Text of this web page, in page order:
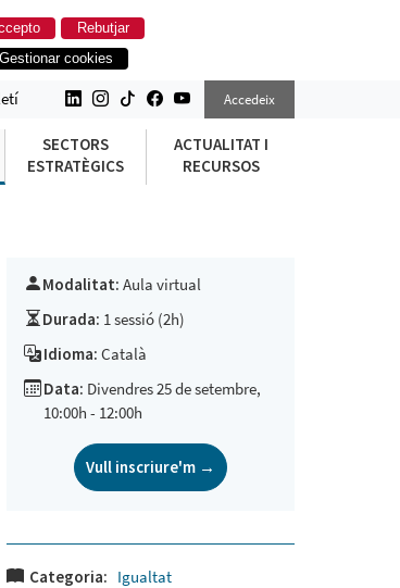
Rebutjar
Gestionar cookies
A LES Accedeix
SECTORS
ESTRATÈGICS
ACTUALITAT I
RECURSOS
Modalitat: Aula virtual
Durada: 1 sessió (2h)
Idioma: Català
Data: Divendres 25 de setembre,
10:00h - 12:00h
Vull inscriure'm →
Categoria: Igualtat